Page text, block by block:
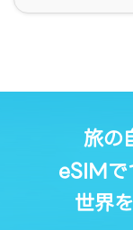
旅の
eSIMで
世界